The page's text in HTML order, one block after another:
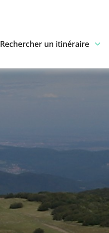
Rechercher un itinéraire